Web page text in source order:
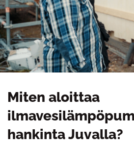
Miten aloittaa
hankinta Juvalla?